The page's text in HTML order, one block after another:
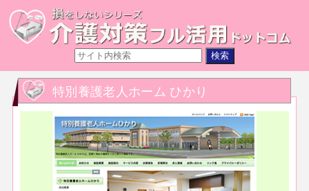
特別養護老人ホーム ひかり